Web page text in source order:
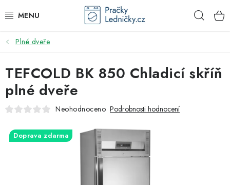
na
DODAVATEL
VESTAVNÉ SPOTŘEBIČE
VOLNĚ STOJÍCÍ SPOTŘEBIČE
Plné dveře
TEFCOLD BK 850 Chladicí skříň
plné dveře
Neohodnoceno Podrobnosti hodnocení
Doprava zdarma